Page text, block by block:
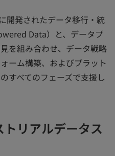
開発されたデータ移行・統
Data）と、データプ
を組み合わせ、データ戦略
ーム構築、およびプラット
すべてのフェーズで支援し
リアルデータス